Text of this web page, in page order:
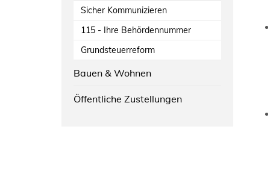
Sicher Kommunizieren
115 - Ihre Behördennummer
Grundsteuerreform
Bauen & Wohnen
Öffentliche Zustellungen